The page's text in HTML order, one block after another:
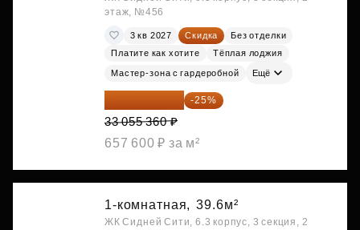
этаж, №456
3 кв 2027 Скидка
Без отделки
Платите как хотите
Тёплая лоджия
Мастер-зона с гардеробной Ещё
24 791 520 ₽ -25%
33 055 360 ₽
657 600 ₽ за м²
1-комнатная, 39.6м²
ЖК Сидней Сити, 6.3 корпус, 3 секция, 2